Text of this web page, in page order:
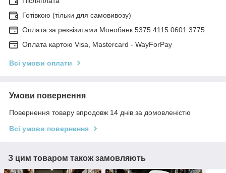
Готівкою (тільки для самовивозу)
Оплата за реквізитами Монобанк 5375 4115 0601 3775
Оплата картою Visa, Mastercard - WayForPay
Всі умови оплати
Умови повернення
Повернення товару впродовж 14 днів за домовленістю
Всі умови повернення
З цим товаром також замовляють